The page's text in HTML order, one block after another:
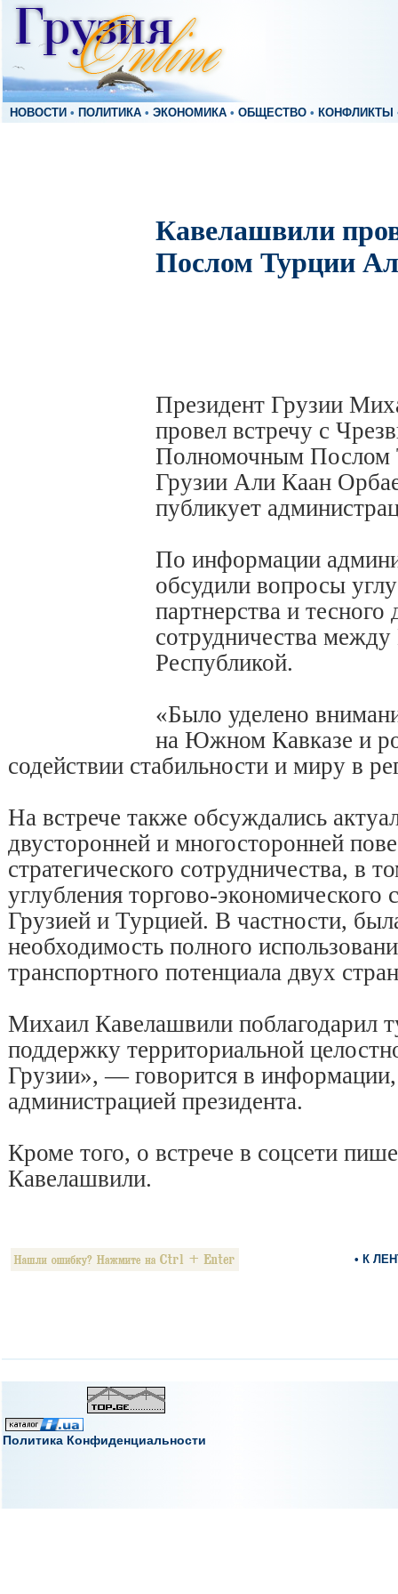
НОВОСТИ • ПОЛИТИКА • ЭКОНОМИКА • ОБЩЕСТВО • КОНФЛИКТЫ
Кавелашвили
Послом Турции
Президент Грузии
провел встречу с
Полномочным Послом
Грузии Али Каан
публикует
По информации
обсудили вопросы
партнерства и тесного
сотрудничества
Республикой.
«Было уделено
на Южном Кавказе и
содействии стабильности и миру в
На встрече также обсуждались
двусторонней и многосторонней
стратегического сотрудничества, в
углубления торгово-экономического
Грузией и Турцией. В частности,
необходимость полного
транспортного потенциала двух
Михаил Кавелашвили поблагодарил
поддержку территориальной
Грузии», — говорится в
администрацией президента.
Кроме того, о встрече в соцсети
Кавелашвили.
• К
Политика Конфиденциальности